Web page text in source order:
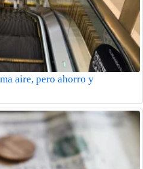
aire, pero ahorro y